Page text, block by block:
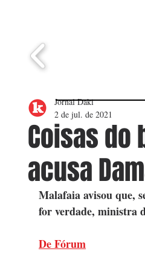
Coisas do
acusa
Jornal Daki
2 de jul. de 2021
Malafaia avisou que,
for verdade, ministra
De Fórum